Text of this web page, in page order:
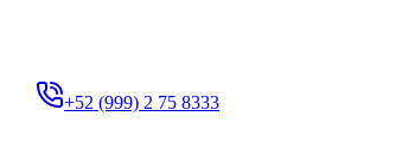
+52 (999) 2 75 8333